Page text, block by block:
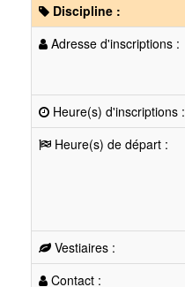
Discipline :
Adresse d'inscriptions :
Heure(s) d'inscriptions :
Heure(s) de départ :
Vestiaires :
Contact :